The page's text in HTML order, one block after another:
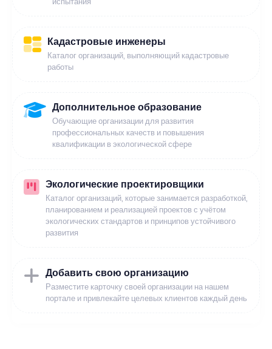
Кадастровые инженеры
Каталог организаций, выполняющий кадастровые
работы
Дополнительное образование
Обучающие организации для развития
профессиональных качеств и повышения
квалификации в экологической сфере
Экологические проектировщики
Каталог организаций, которые занимается разработкой,
планированием и реализацией проектов с учётом
экологических стандартов и принципов устойчивого
развития
Добавить свою организацию
Разместите карточку своей организации на нашем
портале и привлекайте целевых клиентов каждый день